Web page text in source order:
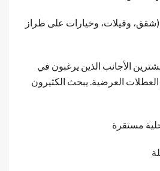
(شقق، وفيلات، وخيارات على طراز
الأجانب الذين يرغبون في
العرضية. يبحث الكثيرون
مستقرة